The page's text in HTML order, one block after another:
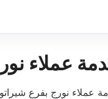
عملاء
عملاء نورج بفرع